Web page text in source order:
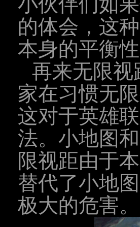
的体会，这
本身的平衡性
再来无限视
家在习惯无
这对于英雄
法。小地图
限视距由于
替代了小地
极大的危害。